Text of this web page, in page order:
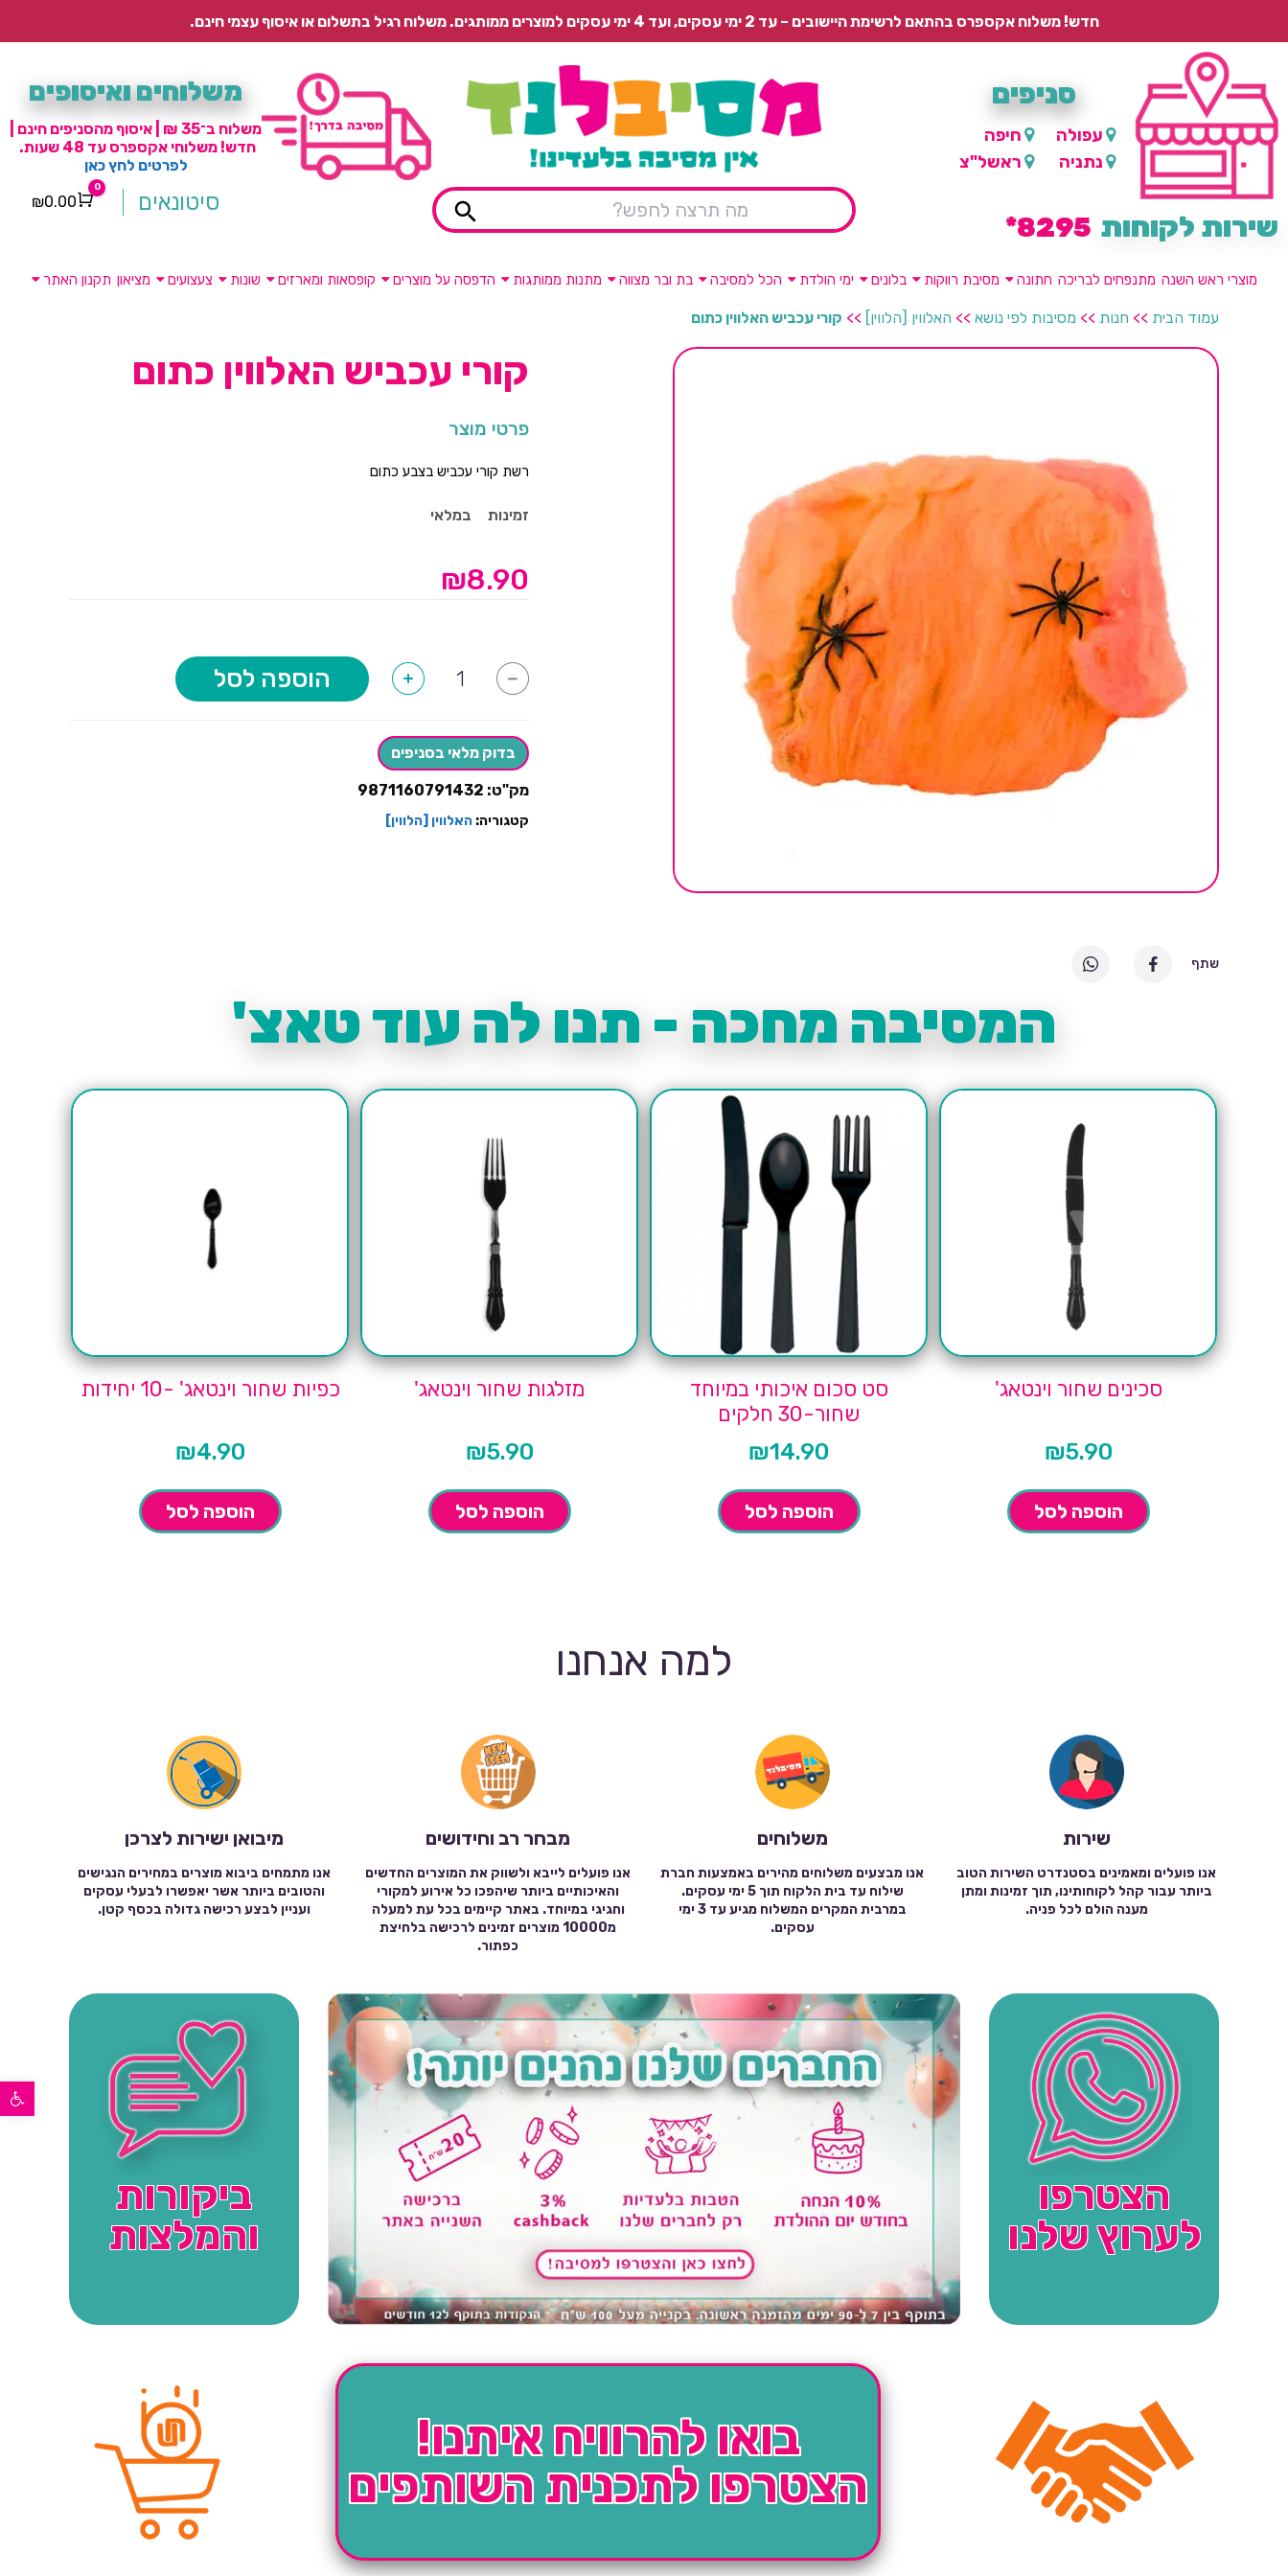
פתח סרגל נגישות
חדש! משלוח אקספרס בהתאם לרשימת היישובים – עד 2 ימי עסקים, ועד 4 ימי עסקים למוצרים ממותגים. משלוח רגיל בתשלום או איסוף עצמי חינם.
סניפים
עפולה
חיפה
נתניה
ראשל"צ
שירות לקוחות 8295*
משלוחים ואיסופים
משלוח ב־35 ₪ | איסוף מהסניפים חינם |
חדש! משלוחי אקספרס עד 48 שעות.
לפרטים לחץ כאן
סיטונאים Cart
0
₪0.00
מוצרי ראש השנה מתנפחים לבריכה חתונה מסיבת רווקות בלונים ימי הולדת הכל למסיבה בת ובר מצווה מתנות ממותגות הדפסה על מוצרים קופסאות ומארזים שונות צעצועים מציאון תקנון האתר
עמוד הבית >> חנות >> מסיבות לפי נושא >> האלווין [הלווין] >> קורי עכביש האלווין כתום
שתף
קורי עכביש האלווין כתום
פרטי מוצר
רשת קורי עכביש בצבע כתום
זמינות במלאי
₪8.90
-
של
כתום
+ הוספה לסל
בדוק מלאי בסניפים
מק"ט: 9871160791432
קטגוריה: האלווין [הלווין]
המסיבה מחכה - תנו לה עוד טאצ'
סכינים שחור וינטאג'
₪5.90
הוספה לסל
סט סכום איכותי במיוחד
שחור-30 חלקים
₪14.90
הוספה לסל
מזלגות שחור וינטאג'
₪5.90
הוספה לסל
כפיות שחור וינטאג' -10 יחידות
₪4.90
הוספה לסל
למה אנחנו
שירות
אנו פועלים ומאמינים בסטנדרט השירות הטוב
ביותר עבור קהל לקוחותינו, תוך זמינות ומתן
מענה הולם לכל פניה.
משלוחים
אנו מבצעים משלוחים מהירים באמצעות חברת
שילוח עד בית הלקוח תוך 5 ימי עסקים.
במרבית המקרים המשלוח מגיע עד 3 ימי
עסקים.
מבחר רב וחידושים
אנו פועלים לייבא ולשווק את המוצרים החדשים
והאיכותיים ביותר שיהפכו כל אירוע למקורי
וחגיגי במיוחד. באתר קיימים בכל עת למעלה
מ10000 מוצרים זמינים לרכישה בלחיצת
כפתור.
מיבואן ישירות לצרכן
אנו מתמחים ביבוא מוצרים במחירים הנגישים
והטובים ביותר אשר יאפשרו לבעלי עסקים
ועניין לבצע רכישה גדולה בכסף קטן.
הצטרפו
לערוץ שלנו
ביקורות
והמלצות
בואו להרוויח איתנו!
הצטרפו לתכנית השותפים